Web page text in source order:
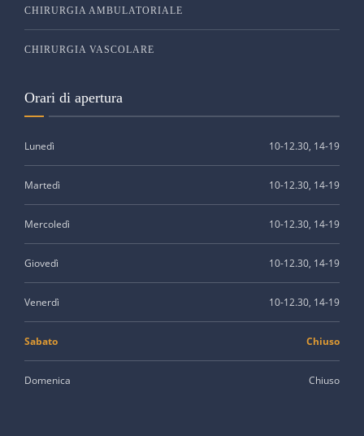
CHIRURGIA AMBULATORIALE
CHIRURGIA VASCOLARE
Orari di apertura
Lunedì 10-12.30, 14-19
Martedì 10-12.30, 14-19
Mercoledì 10-12.30, 14-19
Giovedì 10-12.30, 14-19
Venerdì 10-12.30, 14-19
Sabato Chiuso
Domenica Chiuso